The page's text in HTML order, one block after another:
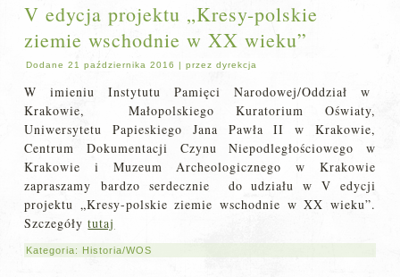
V edycja projektu „Kresy-polskie
ziemie wschodnie w XX wieku”
Dodane 21 października 2016 |przez dyrekcja
W imieniu Instytutu Pamięci Narodowej/Oddział w
Krakowie, Małopolskiego Kuratorium Oświaty,
Uniwersytetu Papieskiego Jana Pawła II w Krakowie,
Centrum Dokumentacji Czynu Niepodległościowego w
Krakowie i Muzeum Archeologicznego w Krakowie
zapraszamy​ bardzo serdecznie do udziału w V edycji
projektu „Kresy-polskie ziemie wschodnie w XX wieku”.
Szczegółytutaj
Kategoria: Historia/WOS